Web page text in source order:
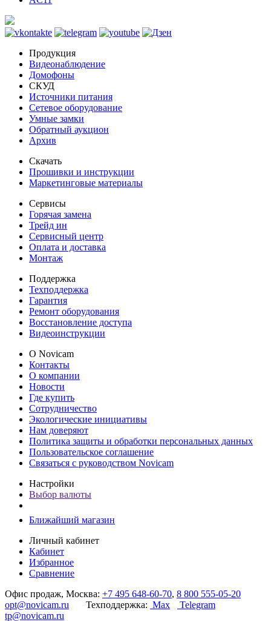
Продукция
Видеонаблюдение
Домофоны
СКУД
Источники питания
Сетевое оборудование
Умные замки
Обратный аукцион
Архив
Скачать
Прошивки и инструкции
Маркетинговые материалы
Сервисы
Горячая замена
Трейд ин
Сервисный центр
Оплата и доставка
Монтаж
Поддержка
Техподдержка
Гарантия
Ремонт оборудования
Восстановление доступа
Видеоинструкции
О Novicam
Контакты
О компании
Новости
Где купить
Сотрудничество
Экологические инициативы
Нам доверяют
Политика защиты и обработки персональных данных
Пользовательское соглашение
Связаться с руководством Novicam
Настройки
Выбор валюты
Ближайший магазин
Личный кабинет
Кабинет
Избранное
Сравнение
Офис продаж, Москва: +7 495 648-60-70, 8 800 555-05-20
opt@novicam.ru Техподдержка: Max
Telegram
tp@novicam.ru